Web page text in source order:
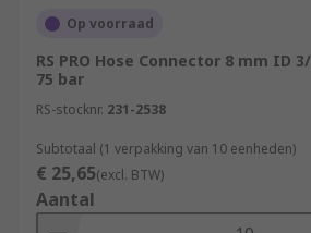
Op voorraad
RS PRO Hose Connector 8 mm ID
75 bar
RS-stocknr. 231-2538
Subtotaal (1 verpakking van 10 eenheden)
€ 25,65(excl. BTW)
Aantal